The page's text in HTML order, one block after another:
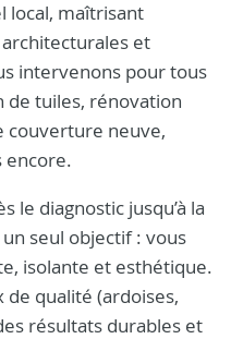
local, maîtrisant
et
intervenons pour tous
de tuiles, rénovation
couverture neuve,
encore.
le diagnostic jusqu’à la
seul objectif : vous
isolante et esthétique.
qualité (ardoises,
résultats durables et